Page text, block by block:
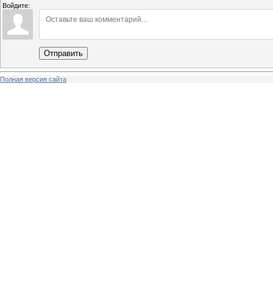
Войдите:
Отправить
Полная версия сайта